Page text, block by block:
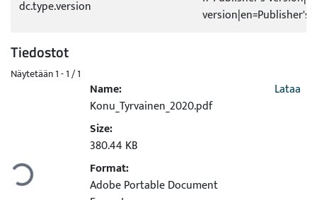
dc.type.version
version|en=Publisher's
Tiedostot
Näytetään1 - 1 / 1
Ladataan...
Name:
Konu_Tyrvainen_2020.pdf
Size:
380.44 KB
Format:
Adobe Portable Document
Lataa